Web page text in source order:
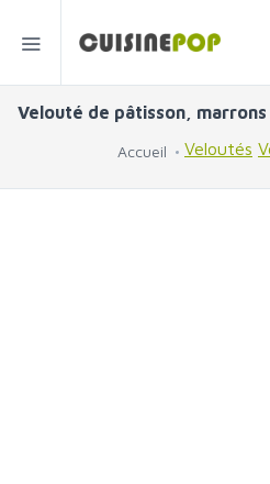
Velouté de pâtisson,
Accueil Veloutés